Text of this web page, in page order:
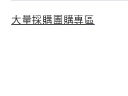
大量採購團購專區